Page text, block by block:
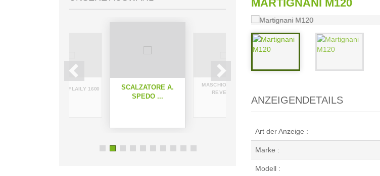
MARTIGNANI M120
ANZEIGENDETAILS
Art der Anzeige :
Marke :
Modell :
HERMES FLAILY 1600
SCALZATORE A.
SPEDO ...
MASCHIO BL 170
REVER...